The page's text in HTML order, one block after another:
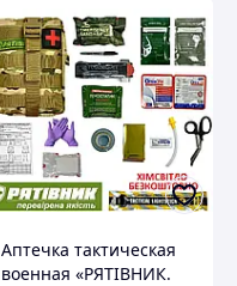
Аптечка тактическая
военная «РЯТІВНИК.